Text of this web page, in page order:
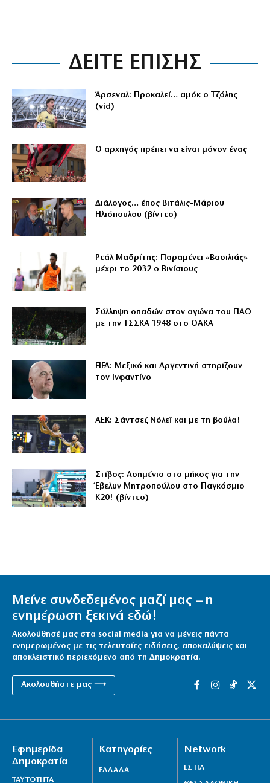
ΔΕΙΤΕ ΕΠΙΣΗΣ
Άρσεναλ: Προκαλεί… αμόκ ο Τζόλης
(vid)
Ο αρχηγός πρέπει να είναι μόνον ένας
Διάλογος… έπος Βιτάλις-Μάριου
Ηλιόπουλου (βίντεο)
Ρεάλ Μαδρίτης: Παραμένει «Βασιλιάς»
μέχρι το 2032 ο Βινίσιους
Σύλληψη οπαδών στον αγώνα του ΠΑΟ
με την ΤΣΣΚΑ 1948 στο ΟΑΚΑ
FIFA: Μεξικό και Αργεντινή στηρίζουν
τον Ινφαντίνο
ΑΕΚ: Σάντσεζ Νόλεϊ και με τη βούλα!
Στίβος: Ασημένιο στο μήκος για την
Έβελυν Μητροπούλου στο Παγκόσμιο
Κ20! (βίντεο)
Μείνε συνδεδεμένος μαζί μας – η
ενημέρωση ξεκινά εδώ!
Ακολούθησέ μας στα social media για να μένεις πάντα
ενημερωμένος με τις τελευταίες ειδήσεις, αποκαλύψεις και
αποκλειστικό περιεχόμενο από τη Δημοκρατία.
Ακολουθήστε μας ⟶
Εφημερίδα
Δημοκρατία
ΤΑΥΤΟΤΗΤΑ
Κατηγορίες
ΕΛΛΑΔΑ
Network
ΕΣΤΙΑ